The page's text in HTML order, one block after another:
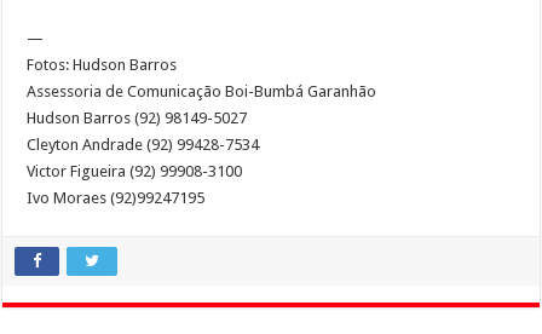
—
Fotos: Hudson Barros
Assessoria de Comunicação Boi-Bumbá Garanhão
Hudson Barros (92) 98149-5027
Cleyton Andrade (92) 99428-7534
Victor Figueira (92) 99908-3100
Ivo Moraes (92)99247195